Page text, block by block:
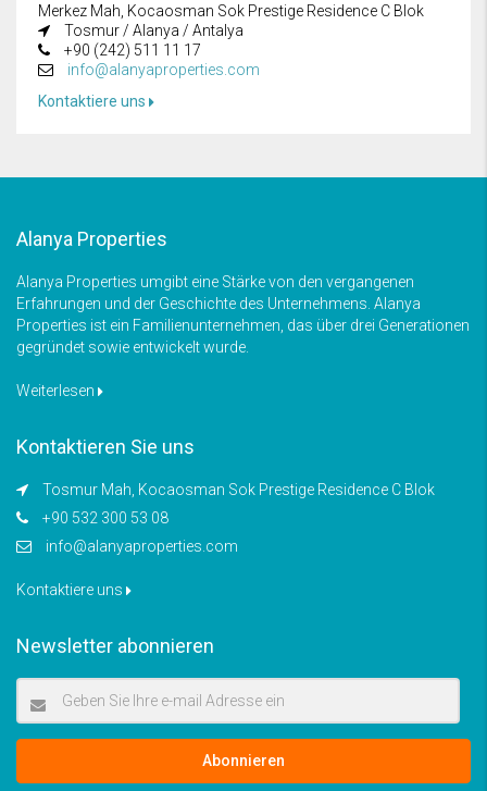
Merkez Mah, Kocaosman Sok Prestige Residence C Blok
Tosmur / Alanya / Antalya
+90 (242) 511 11 17
info@alanyaproperties.com
Kontaktiere uns
Alanya Properties
Alanya Properties umgibt eine Stärke von den vergangenen
Erfahrungen und der Geschichte des Unternehmens. Alanya
Properties ist ein Familienunternehmen, das über drei Generationen
gegründet sowie entwickelt wurde.
Weiterlesen
Kontaktieren Sie uns
Tosmur Mah, Kocaosman Sok Prestige Residence C Blok
+90 532 300 53 08
info@alanyaproperties.com
Kontaktiere uns
Newsletter abonnieren
Abonnieren